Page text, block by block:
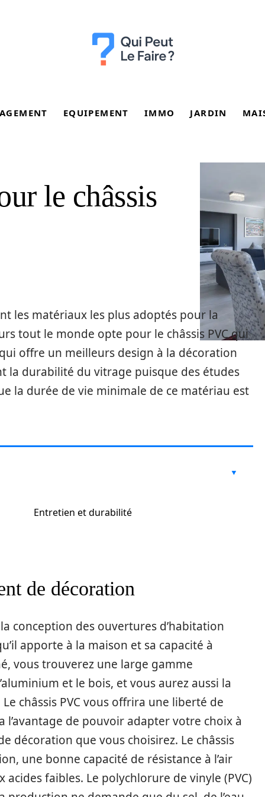
EQUIPEMENT IMMO JARDIN
le châssis
les matériaux les plus adoptés pour la
tout le monde opte pour le châssis PVC qui
offre un meilleurs design à la décoration
la durabilité du vitrage puisque des études
la durée de vie minimale de ce matériau est
Entretien et durabilité
de décoration
conception des ouvertures d’habitation
apporte à la maison et sa capacité à
vous trouverez une large gamme
et le bois, et vous aurez aussi la
châssis PVC vous offrira une liberté de
de pouvoir adapter votre choix à
décoration que vous choisirez. Le châssis
une bonne capacité de résistance à l’air
faibles. Le polychlorure de vinyle (PVC)